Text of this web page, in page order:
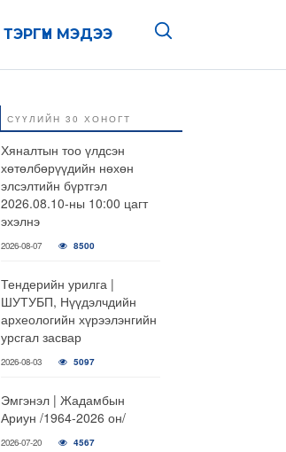
ТЭРГҮҮН МЭДЭЭ
СҮҮЛИЙН 30 ХОНОГТ
Хяналтын тоо үлдсэн
хөтөлбөрүүдийн нөхөн
элсэлтийн бүртгэл
2026.08.10-ны 10:00 цагт
эхэлнэ
2026-08-07 8500
Тендерийн урилга |
ШУТУБП, Нүүдэлчдийн
археологийн хүрээлэнгийн
урсгал засвар
2026-08-03 5097
Эмгэнэл | Жадамбын
Ариун /1964-2026 он/
2026-07-20 4567